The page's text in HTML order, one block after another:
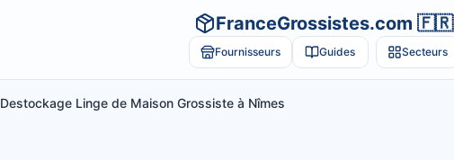
FranceGrossistes.com 🇫🇷
Fournisseurs Guides Secteurs
Destockage Linge de Maison Grossiste à Nîmes